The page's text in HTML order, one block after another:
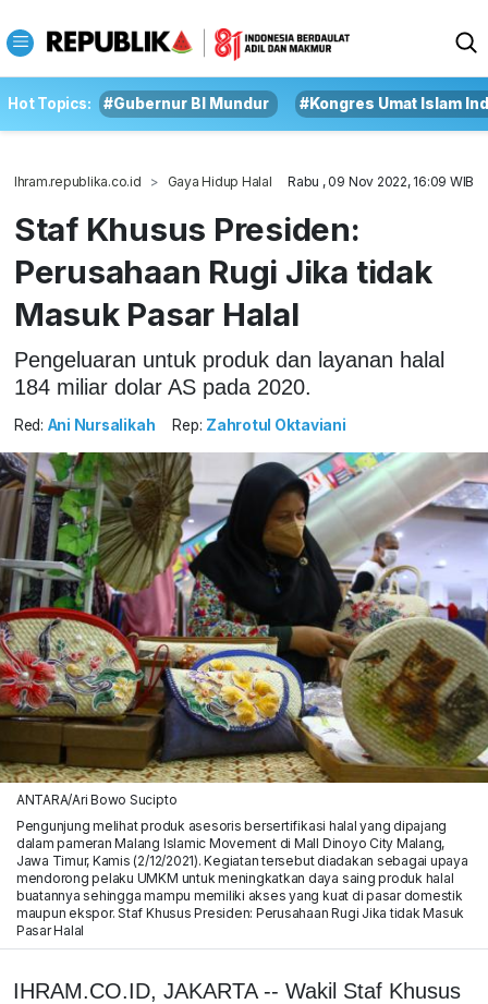
Hot Topics: #Gubernur BI Mundur #Kongres Umat Islam
Ihram.republika.co.id Gaya Hidup Halal Rabu , 09 Nov 2022, 16:09 WIB
Staf Khusus Presiden:
Perusahaan Rugi Jika tidak
Masuk Pasar Halal
Pengeluaran untuk produk dan layanan halal
184 miliar dolar AS pada 2020.
Red: Ani Nursalikah Rep: Zahrotul Oktaviani
ANTARA/Ari Bowo Sucipto
Pengunjung melihat produk asesoris bersertifikasi halal yang dipajang
dalam pameran Malang Islamic Movement di Mall Dinoyo City Malang,
Jawa Timur, Kamis (2/12/2021). Kegiatan tersebut diadakan sebagai upaya
mendorong pelaku UMKM untuk meningkatkan daya saing produk halal
buatannya sehingga mampu memiliki akses yang kuat di pasar domestik
maupun ekspor. Staf Khusus Presiden: Perusahaan Rugi Jika tidak Masuk
Pasar Halal
IHRAM.CO.ID, JAKARTA -- Wakil Staf Khusus